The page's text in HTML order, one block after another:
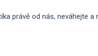
právě od nás, neváhejte a